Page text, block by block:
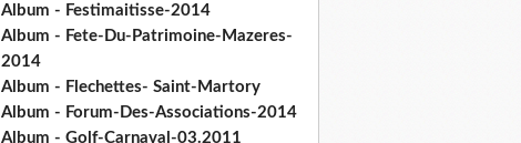
Album - Festimaitisse-2014
Album - Fete-Du-Patrimoine-Mazeres-
2014
Album - Flechettes- Saint-Martory
Album - Forum-Des-Associations-2014
Album - Golf-Carnaval-03.2011